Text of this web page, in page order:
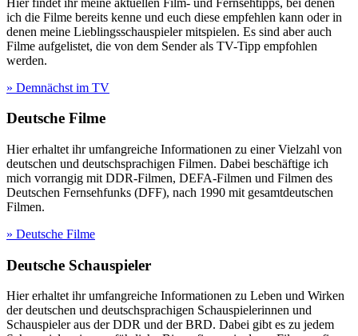
ich die Filme bereits kenne und euch diese empfehlen kann oder in
denen meine Lieblingsschauspieler mitspielen. Es sind aber auch
Filme aufgelistet, die von dem Sender als TV-Tipp empfohlen
werden.
» Demnächst im TV
Deutsche Filme
Hier erhaltet ihr umfangreiche Informationen zu einer Vielzahl von
deutschen und deutschsprachigen Filmen. Dabei beschäftige ich
mich vorrangig mit DDR-Filmen, DEFA-Filmen und Filmen des
Deutschen Fernsehfunks (DFF), nach 1990 mit gesamtdeutschen
Filmen.
» Deutsche Filme
Deutsche Schauspieler
Hier erhaltet ihr umfangreiche Informationen zu Leben und Wirken
der deutschen und deutschsprachigen Schauspielerinnen und
Schauspieler aus der DDR und der BRD. Dabei gibt es zu jedem